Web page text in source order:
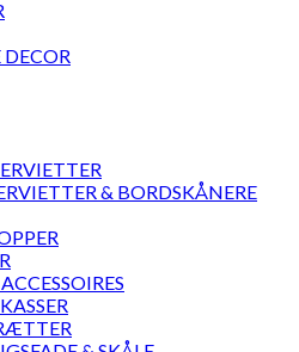
& BORDSKÅNERE